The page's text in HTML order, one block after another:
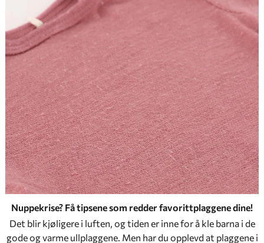
Nuppekrise? Få tipsene som redder favorittplaggene dine!
Det blir kjøligere i luften, og tiden er inne for å kle barna i de
gode og varme ullplaggene. Men har du opplevd at plaggene i